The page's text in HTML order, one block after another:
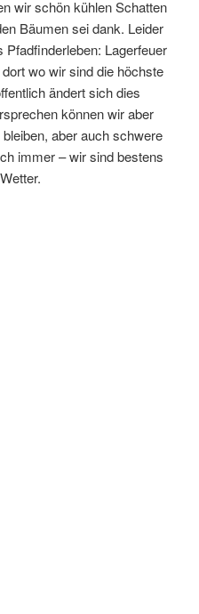
wir schön kühlen Schatten
Bäumen sei dank. Leider
Pfadfinderleben: Lagerfeuer
wo wir sind die höchste
ändert sich dies
können wir aber
aber auch schwere
immer – wir sind bestens